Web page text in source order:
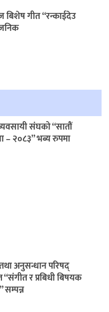
बिशेष गीत “रन्काईदेउ
व्यवसायी संघको “सातौं
– २०८३” भब्य रुपमा
अनुसन्धान परिषद्
र प्रबिधी बिषयक
सम्पन्न